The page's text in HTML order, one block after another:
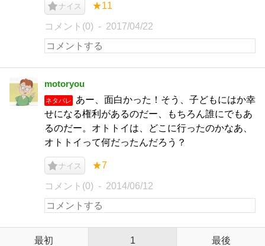
ナイス ★11
コメント(0) 2017/04/22
motoryou
ネタバレ
あー、面白かった！そう、子どもにはか幸
せになる権利があるのだー、もちろん誰にでもあ
るのだー。オトトイは、どこに行ったのかなあ、
オトトイって何だったんだろう？
ナイス ★7
コメント(0) 2014/06/12
最初 1 最後